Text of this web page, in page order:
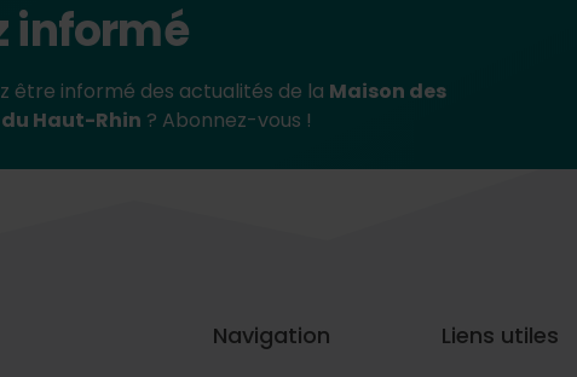
informé
être informé des actualités de la Maison des
Haut-Rhin ? Abonnez-vous !
Navigation Liens utiles